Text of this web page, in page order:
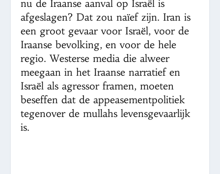
nu de Iraanse aanval op Israël is
afgeslagen? Dat zou naïef zijn. Iran is
een groot gevaar voor Israël, voor de
Iraanse bevolking, en voor de hele
regio. Westerse media die alweer
meegaan in het Iraanse narratief en
Israël als agressor framen, moeten
beseffen dat de appeasementpolitiek
tegenover de mullahs levensgevaarlijk
is.